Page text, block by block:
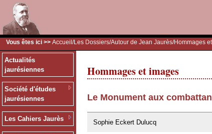
Vous êtes ici >> Accueil /Les Dossiers/Autour de Jean Jaurès/Hommages
Actualités
jaurésiennes
Société d'études
jaurésiennes
Les Cahiers Jaurès
Hommages et images
Le Monument aux
Sophie Eckert Dulucq